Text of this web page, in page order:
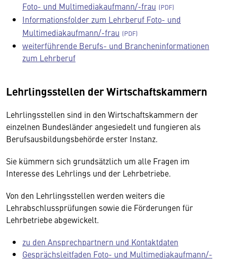
Foto- und Multimediakaufmann/-frau
Informationsfolder zum Lehrberuf Foto- und
Multimediakaufmann/-frau
weiterführende Berufs- und Brancheninformationen
zum Lehrberuf
Lehrlingsstellen der Wirtschaftskammern
Lehrlingsstellen sind in den Wirtschaftskammern der
einzelnen Bundesländer angesiedelt und fungieren als
Berufsausbildungsbehörde erster Instanz.
Sie kümmern sich grundsätzlich um alle Fragen im
Interesse des Lehrlings und der Lehrbetriebe.
Von den Lehrlingsstellen werden weiters die
Lehrabschlussprüfungen sowie die Förderungen für
Lehrbetriebe abgewickelt.
zu den Ansprechpartnern und Kontaktdaten
Gesprächsleitfaden Foto- und Multimediakaufmann/-